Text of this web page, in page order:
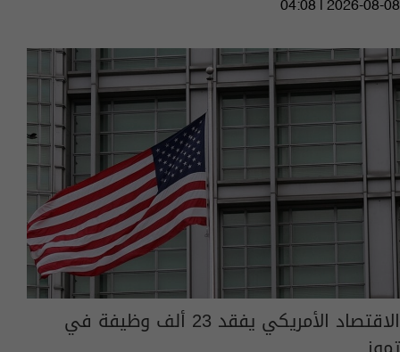
04:08 | 2026-08-08
الاقتصاد الأمريكي يفقد 23 ألف وظيفة في